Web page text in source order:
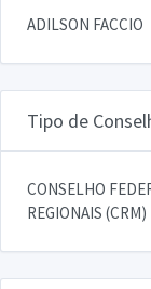
ADILSON FACCIO
Tipo de
CONSELHO
REGIONAIS (CRM)